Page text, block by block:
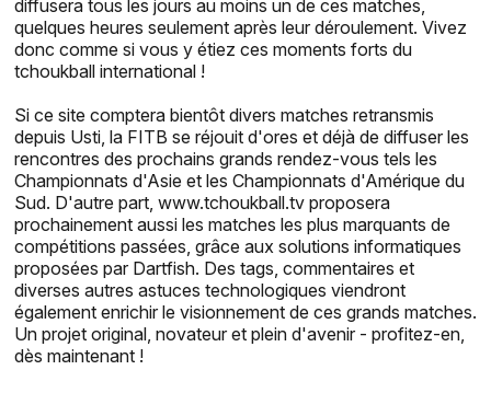
diffusera tous les jours au moins un de ces matches,
quelques heures seulement après leur déroulement. Vivez
donc comme si vous y étiez ces moments forts du
tchoukball international !
Si ce site comptera bientôt divers matches retransmis
depuis Usti, la FITB se réjouit d'ores et déjà de diffuser les
rencontres des prochains grands rendez-vous tels les
Championnats d'Asie et les Championnats d'Amérique du
Sud. D'autre part, www.tchoukball.tv proposera
prochainement aussi les matches les plus marquants de
compétitions passées, grâce aux solutions informatiques
proposées par Dartfish. Des tags, commentaires et
diverses autres astuces technologiques viendront
également enrichir le visionnement de ces grands matches.
Un projet original, novateur et plein d'avenir - profitez-en,
dès maintenant !